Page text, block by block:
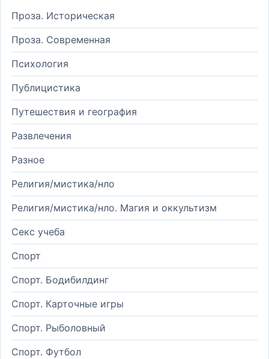
Проза. Историческая
Проза. Современная
Психология
Публицистика
Путешествия и география
Развлечения
Разное
Религия/мистика/нло
Религия/мистика/нло. Магия и оккультизм
Секс учеба
Спорт
Спорт. Бодибилдинг
Спорт. Карточные игры
Спорт. Рыболовный
Спорт. Футбол